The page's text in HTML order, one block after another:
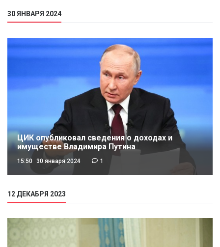
30 ЯНВАРЯ 2024
ЦИК опубликовал сведения о доходах и
имуществе Владимира Путина
15:50 30 января 2024 1
12 ДЕКАБРЯ 2023